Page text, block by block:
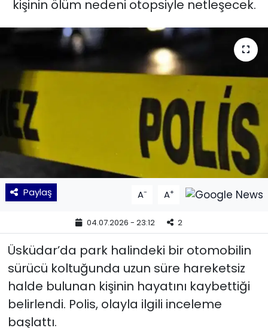
kişinin ölüm nedeni otopsiyle netleşecek.
Paylaş A- A+
04.07.2026 - 23:12 2
Üsküdar’da park halindeki bir otomobilin
sürücü koltuğunda uzun süre hareketsiz
halde bulunan kişinin hayatını kaybettiği
belirlendi. Polis, olayla ilgili inceleme
başlattı.
KÜLTÜR SANAT
MAGAZİN
POLİTİKA
SAĞLIK
Siyaset
SPOR
TEKNOLOJİ
Yaşam
YEREL POLİTİKA
YEREL YÖNETİMLER